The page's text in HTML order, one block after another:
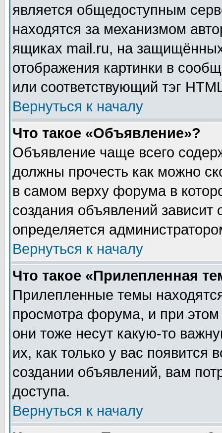
является общедоступным
находятся за механизмом
ящиках mail.ru, на
отображения картинки в
или соответствующий тэг
Вернуться к началу
Что такое «Объявление»?
Объявление чаще всего
должны прочесть как можно
в самом верху форума в
создания объявлений зависит
определяется
Вернуться к началу
Что такое «Прилепленная
Прилепленные темы
просмотра форума, и при
они тоже несут какую-то
их, как только у вас появится
создании объявлений, вам
доступа.
Вернуться к началу